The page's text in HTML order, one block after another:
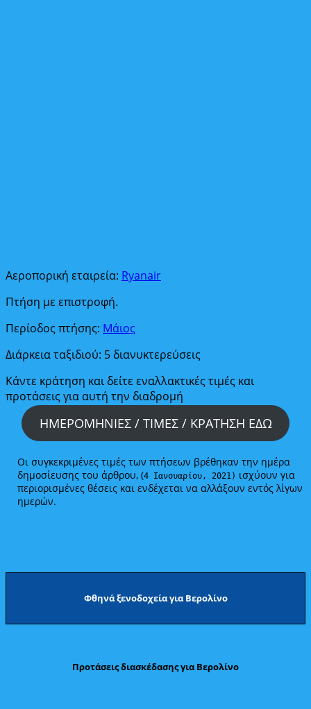
Αεροπορική εταιρεία: Ryanair
Πτήση με επιστροφή.
Περίοδος πτήσης: Μάιος
Διάρκεια ταξιδιού: 5 διανυκτερεύσεις
Κάντε κράτηση και δείτε εναλλακτικές τιμές και
προτάσεις για αυτή την διαδρομή
ΗΜΕΡΟΜΗΝΙΕΣ / ΤΙΜΕΣ / ΚΡΑΤΗΣΗ ΕΔΩ
Οι συγκεκριμένες τιμές των πτήσεων βρέθηκαν την ημέρα
δημοσίευσης του άρθρου, (4 Ιανουαρίου, 2021) ισχύουν για
περιορισμένες θέσεις και ενδέχεται να αλλάξουν εντός λίγων
ημερών.
Φθηνά ξενοδοχεία για Βερολίνο
Προτάσεις διασκέδασης για Βερολίνο